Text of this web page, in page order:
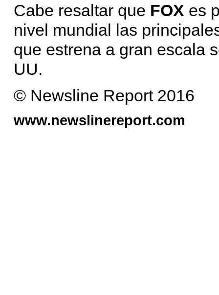
Cabe resaltar que FOX es
nivel mundial las
que estrena a gran escala
UU.
© Newsline Report 2016
www.newslinereport.com